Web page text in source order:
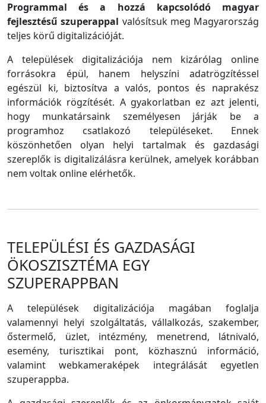
Programmal és a hozzá kapcsolódó magyar
fejlesztésű szuperappal valósítsuk meg Magyarország
teljes körű digitalizációját.
A települések digitalizációja nem kizárólag online
forrásokra épül, hanem helyszíni adatrögzítéssel
egészül ki, biztosítva a valós, pontos és naprakész
információk rögzítését. A gyakorlatban ez azt jelenti,
hogy munkatársaink személyesen járják be a
programhoz csatlakozó településeket. Ennek
köszönhetően olyan helyi tartalmak és gazdasági
szereplők is digitalizálásra kerülnek, amelyek korábban
nem voltak online elérhetők.
TELEPÜLÉSI ÉS GAZDASÁGI
ÖKOSZISZTÉMA EGY
SZUPERAPPBAN
A települések digitalizációja magában foglalja
valamennyi helyi szolgáltatás, vállalkozás, szakember,
őstermelő, üzlet, intézmény, menetrend, látnivaló,
esemény, turisztikai pont, közhasznú információ,
valamint webkameraképek integrálását egyetlen
szuperappba.